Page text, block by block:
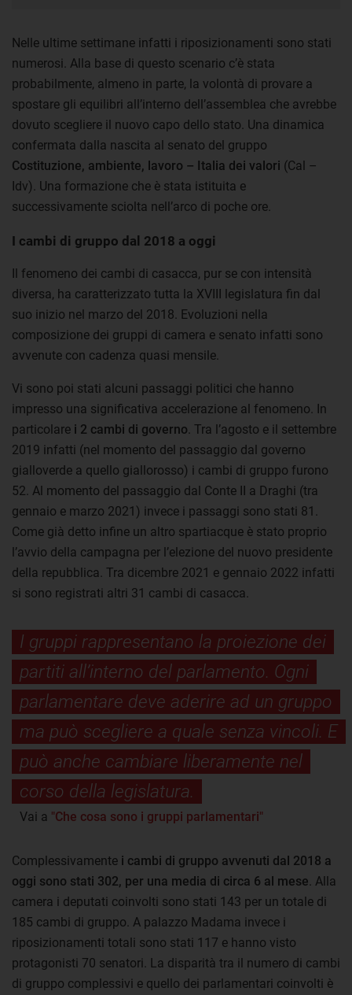
Nelle ultime settimane infatti i riposizionamenti sono stati
numerosi. Alla base di questo scenario c’è stata
probabilmente, almeno in parte, la volontà di provare a
spostare gli equilibri all’interno dell’assemblea che avrebbe
dovuto scegliere il nuovo capo dello stato. Una dinamica
confermata dalla nascita al senato del gruppo
Costituzione, ambiente, lavoro – Italia dei valori (Cal –
Idv). Una formazione che è stata istituita e
successivamente sciolta nell’arco di poche ore.
I cambi di gruppo dal 2018 a oggi
Il fenomeno dei cambi di casacca, pur se con intensità
diversa, ha caratterizzato tutta la XVIII legislatura fin dal
suo inizio nel marzo del 2018. Evoluzioni nella
composizione dei gruppi di camera e senato infatti sono
avvenute con cadenza quasi mensile.
Vi sono poi stati alcuni passaggi politici che hanno
impresso una significativa accelerazione al fenomeno. In
particolare i 2 cambi di governo . Tra l’agosto e il settembre
2019 infatti (nel momento del passaggio dal governo
gialloverde a quello giallorosso) i cambi di gruppo furono
52. Al momento del passaggio dal Conte II a Draghi (tra
gennaio e marzo 2021) invece i passaggi sono stati 81.
Come già detto infine un altro spartiacque è stato proprio
l’avvio della campagna per l’elezione del nuovo presidente
della repubblica. Tra dicembre 2021 e gennaio 2022 infatti
si sono registrati altri 31 cambi di casacca.
I gruppi rappresentano la proiezione dei
partiti all’interno del parlamento. Ogni
parlamentare deve aderire ad un gruppo
ma può scegliere a quale senza vincoli. E
può anche cambiare liberamente nel
corso della legislatura.
Vai a "Che cosa sono i gruppi parlamentari"
Complessivamente i cambi di gruppo avvenuti dal 2018 a
oggi sono stati 302, per una media di circa 6 al mese . Alla
camera i deputati coinvolti sono stati 143 per un totale di
185 cambi di gruppo. A palazzo Madama invece i
riposizionamenti totali sono stati 117 e hanno visto
protagonisti 70 senatori. La disparità tra il numero di cambi
di gruppo complessivi e quello dei parlamentari coinvolti è